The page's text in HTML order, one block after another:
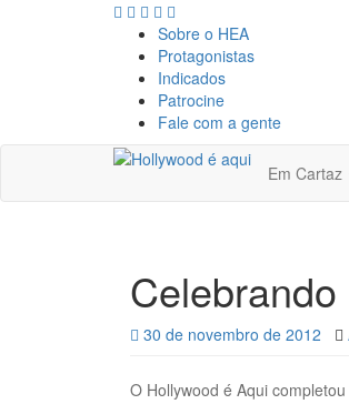
Sobre o HEA
Protagonistas
Indicados
Patrocine
Fale com a gente
Em Cartaz
30 de novembro de 2012
O Hollywood é Aqui